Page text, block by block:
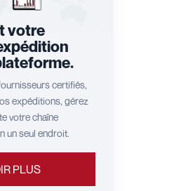
votre
certifiés,
expéditions, gérez
votre chaîne
un seul endroit.
PLUS